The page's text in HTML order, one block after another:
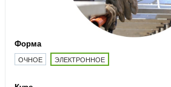
Форма
ОЧНОЕ ЭЛЕКТРОННОЕ